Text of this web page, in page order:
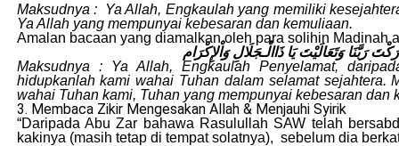
Maksudnya : Ya Allah, Engkaulah yang memiliki
Ya Allah yang mempunyai kebesaran dan kemuliaan.
Amalan bacaan yang diamalkan oleh para solihin Madinah
رَبَّنَا وَتَعَالَيْتَ يَا ذَاالْـجَلَالِ وَاْلإِكْرَام
Maksudnya : Ya Allah, Engkaulah Penyelamat,
hidupkanlah kami wahai Tuhan dalam selamat sejahtera.
wahai Tuhan kami, Tuhan yang mempunyai kebesaran
3. Membaca Zikir Mengesakan Allah & Menjauhi Syirik
“Daripada Abu Zar bahawa Rasulullah SAW telah
kakinya (masih tetap di tempat solatnya), sebelum dia